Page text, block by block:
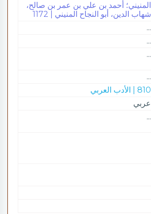
المنيني؛ أحمد بن علي بن عمر بن صالح،
شهاب الدين، أبو النجاح المنيني | 1172
...
...
...
...
810 | الأدب العربي
عربي
...